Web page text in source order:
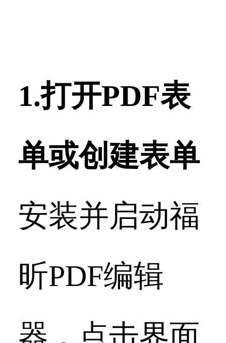
1.打开PDF表
单或创建表单
安装并启动福
昕PDF编辑
器，点击界面